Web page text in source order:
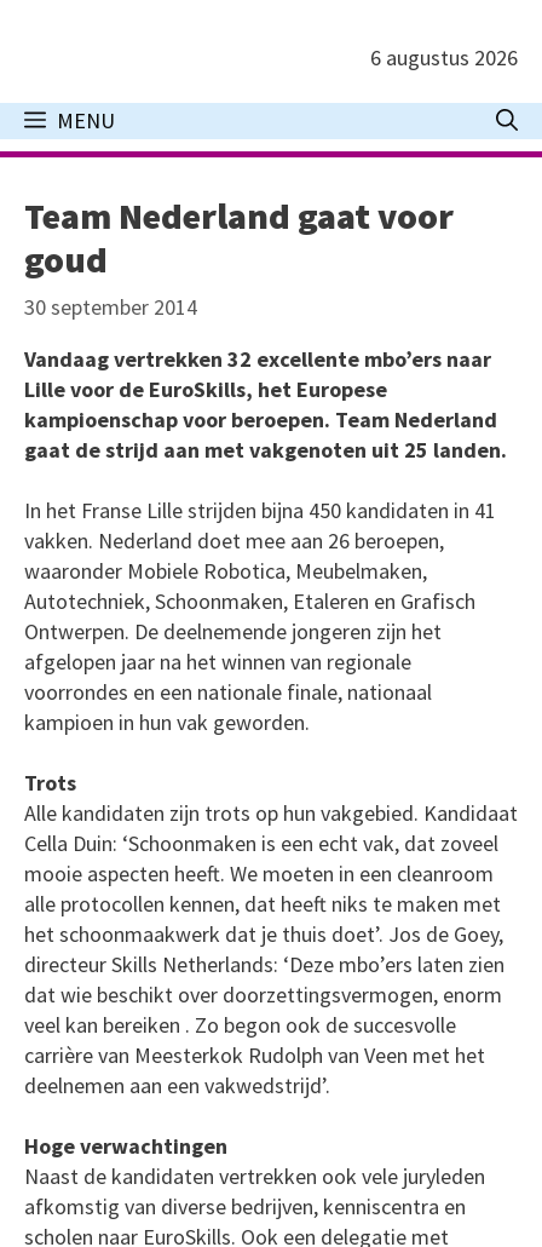
inhoud
6 augustus 2026
MENU
Team Nederland gaat voor
goud
30 september 2014
Vandaag vertrekken 32 excellente mbo’ers naar
Lille voor de EuroSkills, het Europese
kampioenschap voor beroepen. Team Nederland
gaat de strijd aan met vakgenoten uit 25 landen.
In het Franse Lille strijden bijna 450 kandidaten in 41
vakken. Nederland doet mee aan 26 beroepen,
waaronder Mobiele Robotica, Meubelmaken,
Autotechniek, Schoonmaken, Etaleren en Grafisch
Ontwerpen. De deelnemende jongeren zijn het
afgelopen jaar na het winnen van regionale
voorrondes en een nationale finale, nationaal
kampioen in hun vak geworden.
Trots
Alle kandidaten zijn trots op hun vakgebied. Kandidaat
Cella Duin: ‘Schoonmaken is een echt vak, dat zoveel
mooie aspecten heeft. We moeten in een cleanroom
alle protocollen kennen, dat heeft niks te maken met
het schoonmaakwerk dat je thuis doet’. Jos de Goey,
directeur Skills Netherlands: ‘Deze mbo’ers laten zien
dat wie beschikt over doorzettingsvermogen, enorm
veel kan bereiken . Zo begon ook de succesvolle
carrière van Meesterkok Rudolph van Veen met het
deelnemen aan een vakwedstrijd’.
Hoge verwachtingen
Naast de kandidaten vertrekken ook vele juryleden
afkomstig van diverse bedrijven, kenniscentra en
scholen naar EuroSkills. Ook een delegatie met